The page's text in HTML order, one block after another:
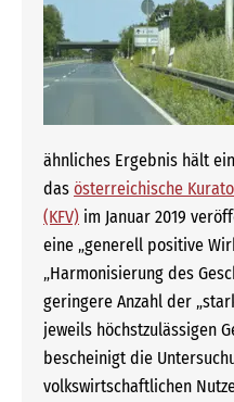
ähnliches Ergebnis hält
das österreichische
(KFV) im Januar 2019
eine „generell positive
„Harmonisierung des
geringere Anzahl der
jeweils höchstzulässigen
bescheinigt die
volkswirtschaftlichen